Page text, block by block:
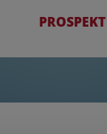
PROSPEKT